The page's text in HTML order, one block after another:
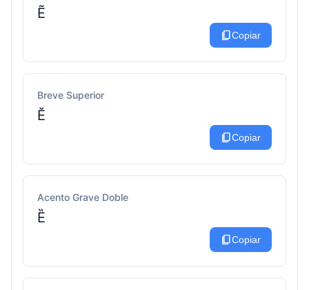
Ẽ
content_copyCopiar
Breve Superior
Ĕ
content_copyCopiar
Acento Grave Doble
Ȅ
content_copyCopiar